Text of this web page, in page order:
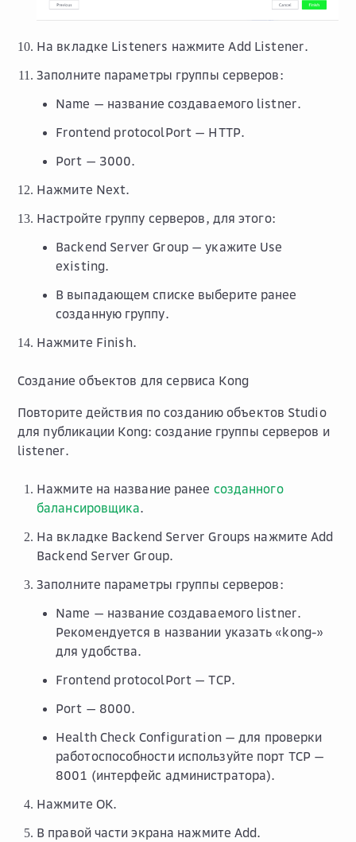
На вкладке Listeners нажмитеAdd Listener.
Заполните параметры группы серверов:
Name — название создаваемого listner.
Frontend protocolPort — HTTP.
Port — 3000.
Нажмите Next.
Настройте группу серверов, для этого:
Backend Server Group — укажите Use
existing.
В выпадающем списке выберите ранее
созданную группу.
Нажмите Finish.
Создание объектов для сервиса Kong
Повторите действия по созданию объектов Studio
для публикации Kong: создание группы серверов и
listener.
Нажмите на название ранее созданного
балансировщика.
На вкладке Backend Server Groups нажмитеAdd
Backend Server Group.
Заполните параметры группы серверов:
Name — название создаваемого listner.
Рекомендуется в названии указать «kong-»
для удобства.
Frontend protocolPort —TCP.
Port — 8000.
Health Check Configuration— для проверки
работоспособности используйте порт TCP —
8001 (интерфейс администратора).
Нажмите OK.
В правой части экрана нажмите Add.